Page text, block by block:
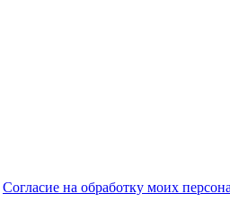
Согласие на обработку моих